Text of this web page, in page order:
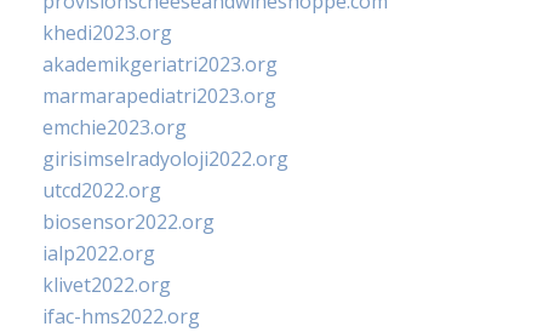
khedi2023.org
akademikgeriatri2023.org
marmarapediatri2023.org
emchie2023.org
girisimselradyoloji2022.org
utcd2022.org
biosensor2022.org
ialp2022.org
klivet2022.org
ifac-hms2022.org